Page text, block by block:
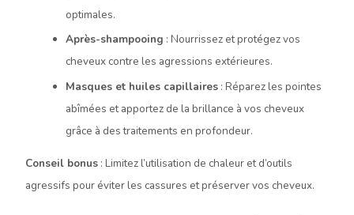
optimales.
Après-shampooing : Nourrissez et protégez vos
cheveux contre les agressions extérieures.
Masques et huiles capillaires : Réparez les pointes
abîmées et apportez de la brillance à vos cheveux
grâce à des traitements en profondeur.
Conseil bonus : Limitez l’utilisation de chaleur et d’outils
agressifs pour éviter les cassures et préserver vos cheveux.